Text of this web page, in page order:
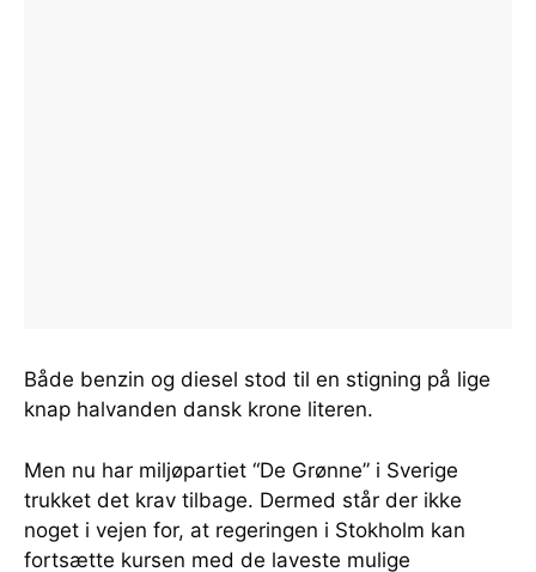
Både benzin og diesel stod til en stigning på lige
knap halvanden dansk krone literen.
Men nu har miljøpartiet “De Grønne” i Sverige
trukket det krav tilbage. Dermed står der ikke
noget i vejen for, at regeringen i Stokholm kan
fortsætte kursen med de laveste mulige